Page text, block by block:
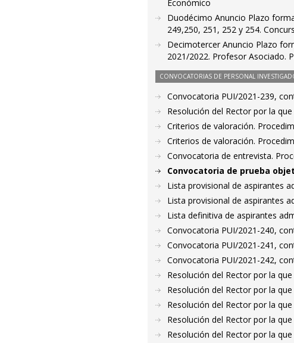
Económico
Duodécimo Anuncio Plazo
249,250, 251, 252 y 254.
Decimotercer Anuncio Plazo
2021/2022. Profesor Asociado.
CONVOCATORIAS DE PERSONAL
Convocatoria PUI/2021-239,
Resolución del Rector por la
Criterios de valoración.
Criterios de valoración.
Convocatoria de entrevista.
Convocatoria de prueba
Lista provisional de aspirantes
Lista provisional de aspirantes
Lista definitiva de aspirantes
Convocatoria PUI/2021-240,
Convocatoria PUI/2021-241,
Convocatoria PUI/2021-242,
Resolución del Rector por la
Resolución del Rector por la
Resolución del Rector por la
Resolución del Rector por la
Resolución del Rector por la